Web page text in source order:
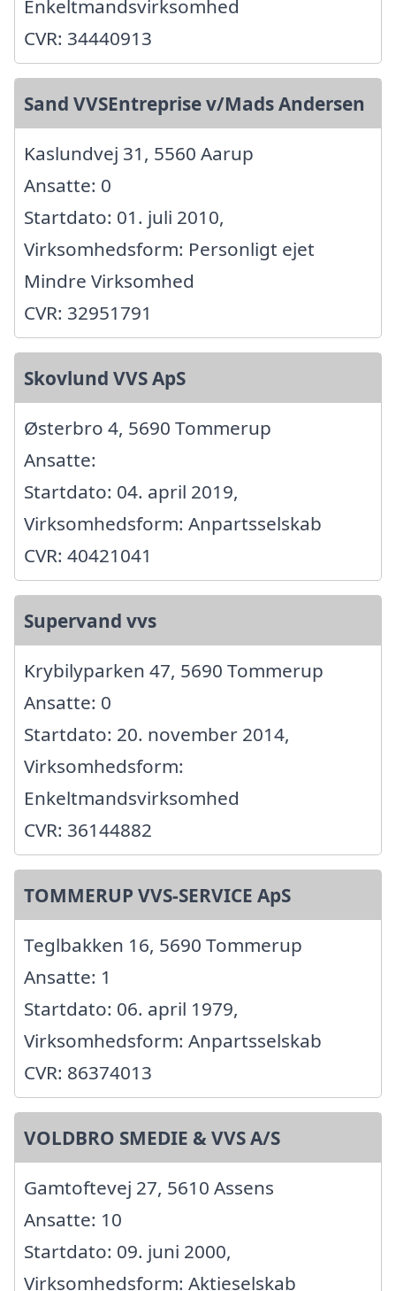
Enkeltmandsvirksomhed
CVR: 34440913
Sand VVSEntreprise v/Mads Andersen
Kaslundvej 31, 5560 Aarup
Ansatte: 0
Startdato: 01. juli 2010,
Virksomhedsform: Personligt ejet
Mindre Virksomhed
CVR: 32951791
Skovlund VVS ApS
Østerbro 4, 5690 Tommerup
Ansatte:
Startdato: 04. april 2019,
Virksomhedsform: Anpartsselskab
CVR: 40421041
Supervand vvs
Krybilyparken 47, 5690 Tommerup
Ansatte: 0
Startdato: 20. november 2014,
Virksomhedsform:
Enkeltmandsvirksomhed
CVR: 36144882
TOMMERUP VVS-SERVICE ApS
Teglbakken 16, 5690 Tommerup
Ansatte: 1
Startdato: 06. april 1979,
Virksomhedsform: Anpartsselskab
CVR: 86374013
VOLDBRO SMEDIE & VVS A/S
Gamtoftevej 27, 5610 Assens
Ansatte: 10
Startdato: 09. juni 2000,
Virksomhedsform: Aktieselskab